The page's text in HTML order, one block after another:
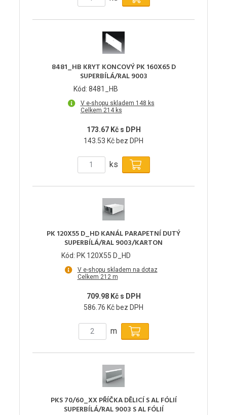
8481_HB KRYT KONCOVÝ PK 160X65 D
SUPERBÍLÁ/RAL 9003
Kód: 8481_HB
V e-shopu skladem 148 ks
Celkem 214 ks
173.67 Kč s DPH
143.53 Kč bez DPH
ks
PK 120X55 D_HD KANÁL PARAPETNÍ DUTÝ
SUPERBÍLÁ/RAL 9003/KARTON
Kód: PK 120X55 D_HD
V e-shopu skladem na dotaz
Celkem 212 m
709.98 Kč s DPH
586.76 Kč bez DPH
m
PKS 70/60_XX PŘÍČKA DĚLICÍ S AL FÓLIÍ
SUPERBÍLÁ/RAL 9003 S AL FÓLIÍ